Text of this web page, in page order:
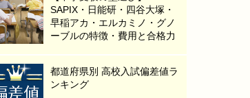
SAPIX・日能研・四谷大塚・
早稲アカ・エルカミノ・グノ
ーブルの特徴・費用と合格力
都道府県別 高校入試偏差値ラ
ンキング